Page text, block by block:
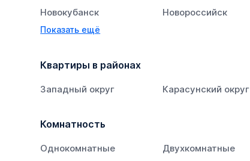
Новокубанск
Новороссийск
Тихорецк
Показать ещё
Квартиры в районах
Западный округ Карасунский округ
Комнатность
Однокомнатные Двухкомнатные